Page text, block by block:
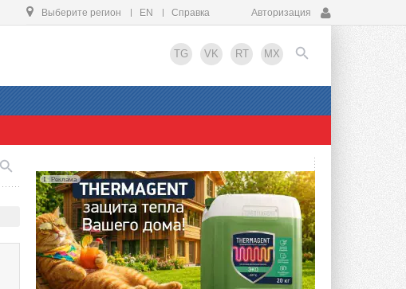
Выберите регион EN Справка Авторизация
TG VK RT MX
EN
Реклама